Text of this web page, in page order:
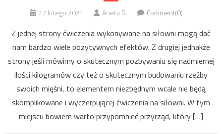
27 lutego 2021 Aneta R. Comment(0)
Z jednej strony ćwiczenia wykonywane na siłowni mogą dać
nam bardzo wiele pozytywnych efektów. Z drugiej jednakże
strony jeśli mówimy o skutecznym pozbywaniu się nadmiernej
ilości kilogramów czy też o skutecznym budowaniu rzeźby
swoich mięśni, to elementem niezbędnym wcale nie będą
skomplikowane i wyczerpującej ćwiczenia na siłowni. W tym
miejscu bowiem warto przypomnieć przyrząd, który […]